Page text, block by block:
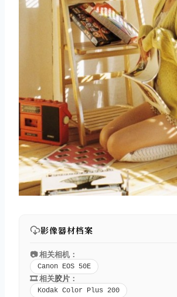
影像器材档案
📷 相关相机：
Canon EOS 50E
🎞️ 相关胶片 ：
Kodak Color Plus 200